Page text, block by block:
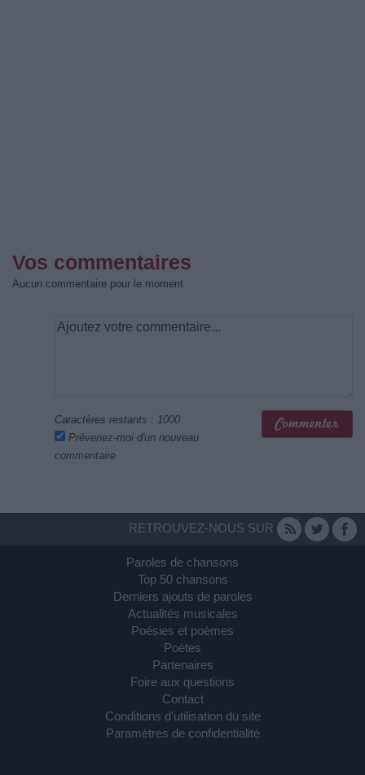
Vos commentaires
Aucun commentaire pour le moment
Caractères restants : 1000
Prévenez-moi d'un nouveau
commentaire
RETROUVEZ-NOUS SUR
Paroles de chansons
Top 50 chansons
Derniers ajouts de paroles
Actualités musicales
Poésies et poèmes
Poètes
Partenaires
Foire aux questions
Contact
Conditions d'utilisation du site
Paramètres de confidentialité